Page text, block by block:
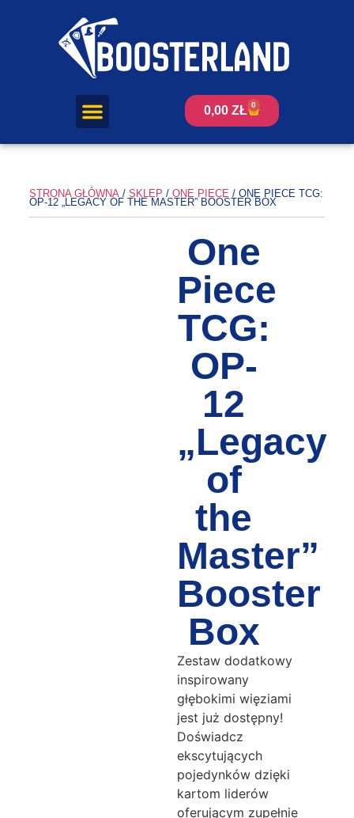
0,00 ZŁ 0
STRONA GŁÓWNA/ SKLEP / ONE PIECE / ONE PIECE TCG:
OP-12 „LEGACY OF THE MASTER” BOOSTER BOX
One
Piece
TCG:
OP-
12
„Legacy
of
the
Master”
Booster
Box
Zestaw dodatkowy
inspirowany
głębokimi więziami
jest już dostępny!
Doświadcz
ekscytujących
pojedynków dzięki
kartom liderów
oferującym zupełnie